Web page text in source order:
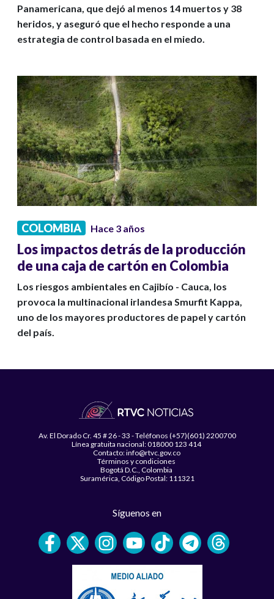
Panamericana, que dejó al menos 14 muertos y 38
heridos, y aseguró que el hecho responde a una
estrategia de control basada en el miedo.
COLOMBIA Hace 3 años
Los impactos detrás de la producción
de una caja de cartón en Colombia
Los riesgos ambientales en Cajibío - Cauca, los
provoca la multinacional irlandesa Smurfit Kappa,
uno de los mayores productores de papel y cartón
del país.
Av. El Dorado Cr. 45 # 26 - 33 - Teléfonos (+57)(601) 2200700
Línea gratuita nacional: 018000 123 414
Contacto: info@rtvc.gov.co
Términos y condiciones
Bogotá D.C., Colombia
Suramérica, Código Postal: 111321
Síguenos en